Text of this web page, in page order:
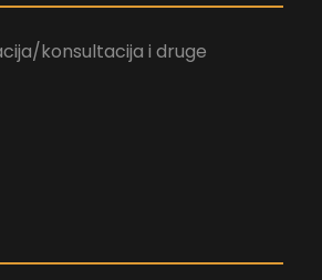
konsultacija i druge